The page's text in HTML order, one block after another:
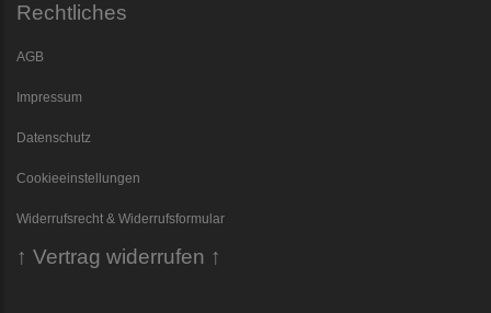
Rechtliches
AGB
Impressum
Datenschutz
Cookieeinstellungen
Widerrufsrecht & Widerrufsformular
↑ Vertrag widerrufen ↑